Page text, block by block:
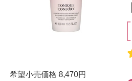
希望小売価格 8,470円